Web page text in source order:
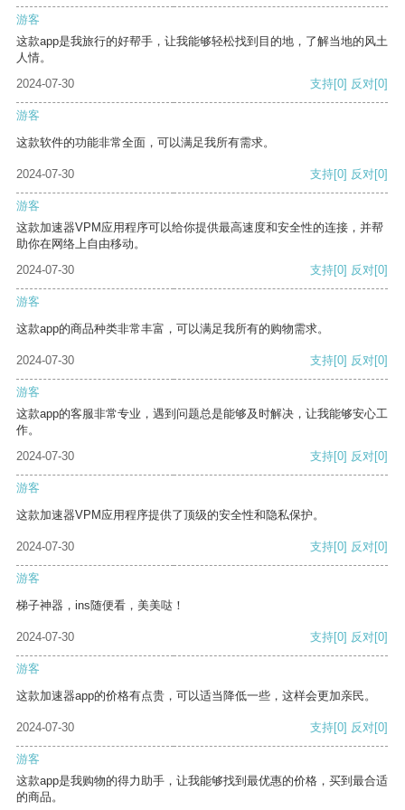
游客
这款app是我旅行的好帮手，让我能够轻松找到目的地，了解当地的风土
人情。
2024-07-30
支持[0] 反对[0]
游客
这款软件的功能非常全面，可以满足我所有需求。
2024-07-30 支持[0] 反对[0]
游客
这款加速器VPM应用程序可以给你提供最高速度和安全性的连接，并帮
助你在网络上自由移动。
2024-07-30
支持[0] 反对[0]
游客
这款app的商品种类非常丰富，可以满足我所有的购物需求。
2024-07-30 支持[0] 反对[0]
游客
这款app的客服非常专业，遇到问题总是能够及时解决，让我能够安心工
作。
2024-07-30
支持[0] 反对[0]
游客
这款加速器VPM应用程序提供了顶级的安全性和隐私保护。
2024-07-30 支持[0] 反对[0]
游客
梯子神器，ins随便看，美美哒！
2024-07-30 支持[0] 反对[0]
游客
这款加速器app的价格有点贵，可以适当降低一些，这样会更加亲民。
2024-07-30 支持[0] 反对[0]
游客
这款app是我购物的得力助手，让我能够找到最优惠的价格，买到最合适
的商品。